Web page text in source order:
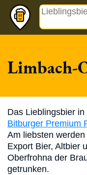
Limbach-
Das Lieblingsbier
Bitburger Premium
Am liebsten werden
Export Bier, Altbier
Oberfrohna der
getrunken.